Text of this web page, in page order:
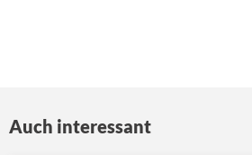
Auch interessant